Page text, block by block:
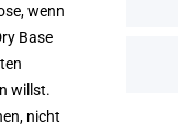
wenn
Base
willst.
nicht